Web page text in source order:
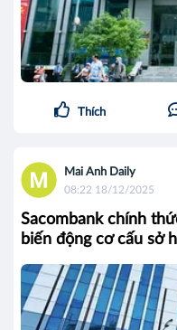
Thích
Mai Anh Daily
08:22 18/12/2025
Sacombank chính
biến động cơ cấu sở